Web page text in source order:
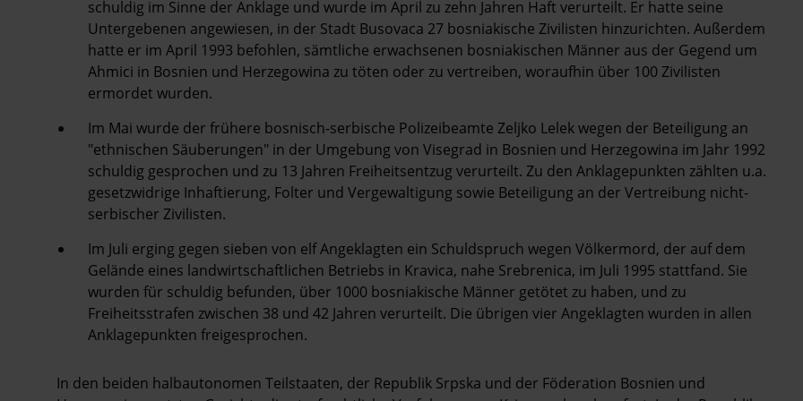
schuldig im Sinne der Anklage und wurde im April zu zehn Jahren Haft verurteilt. Er hatte seine
Untergebenen angewiesen, in der Stadt Busovaca 27 bosniakische Zivilisten hinzurichten. Außerdem
hatte er im April 1993 befohlen, sämtliche erwachsenen bosniakischen Männer aus der Gegend um
Ahmici in Bosnien und Herzegowina zu töten oder zu vertreiben, woraufhin über 100 Zivilisten
ermordet wurden.
Im Mai wurde der frühere bosnisch-serbische Polizeibeamte Zeljko Lelek wegen der Beteiligung an
"ethnischen Säuberungen" in der Umgebung von Visegrad in Bosnien und Herzegowina im Jahr 1992
schuldig gesprochen und zu 13 Jahren Freiheitsentzug verurteilt. Zu den Anklagepunkten zählten u.a.
gesetzwidrige Inhaftierung, Folter und Vergewaltigung sowie Beteiligung an der Vertreibung nicht-
serbischer Zivilisten.
Im Juli erging gegen sieben von elf Angeklagten ein Schuldspruch wegen Völkermord, der auf dem
Gelände eines landwirtschaftlichen Betriebs in Kravica, nahe Srebrenica, im Juli 1995 stattfand. Sie
wurden für schuldig befunden, über 1000 bosniakische Männer getötet zu haben, und zu
Freiheitsstrafen zwischen 38 und 42 Jahren verurteilt. Die übrigen vier Angeklagten wurden in allen
Anklagepunkten freigesprochen.
In den beiden halbautonomen Teilstaaten, der Republik Srpska und der Föderation Bosnien und